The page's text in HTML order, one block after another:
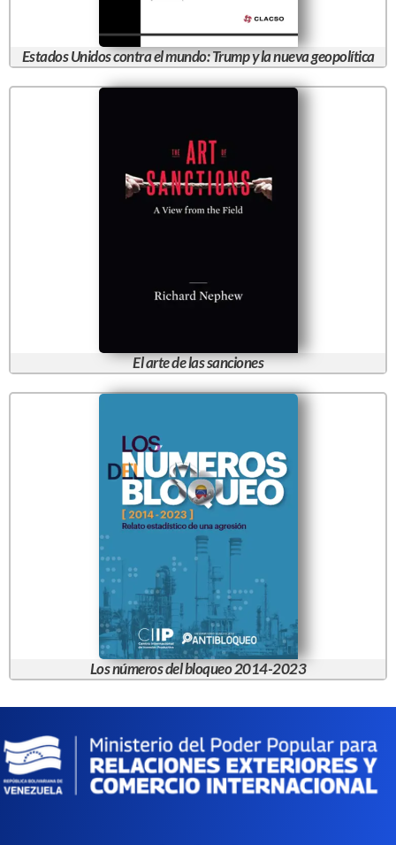
Estados Unidos contra el mundo: Trump y la nueva geopolítica
El arte de las sanciones
Los números del bloqueo 2014-2023